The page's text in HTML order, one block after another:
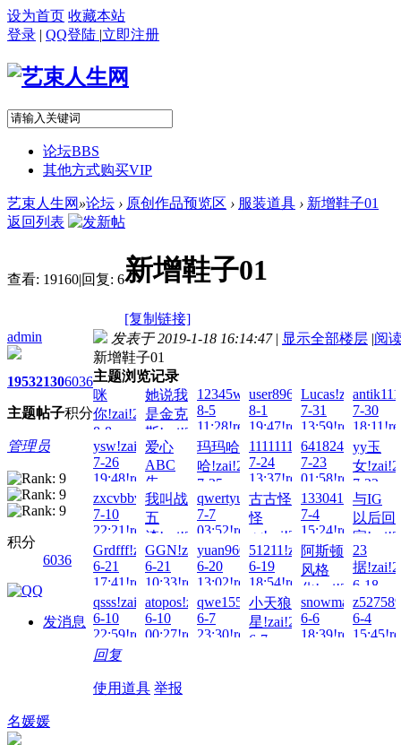
设为首页 收藏本站
登录 | QQ登陆 |立即注册
论坛BBS
其他方式购买VIP
艺束人生网 »论坛 › 原创作品预览区 › 服装道具 › 新增鞋子01
返回列表
查看: 19160|回复: 6新增鞋子01
[复制链接]
admin
1953
主题
2130
帖子
6036
积分
管理员
积分
6036
发消息
发表于 2019-1-18 16:14:47 | 显示全部楼层 |阅
新增鞋子01
主题浏览记录
咪
你!zai!2026-
8-8
13:17!read!
她说我
是金克
斯!zai!2026-
8-8
00:58!read!
12345wto!zai!2026-
8-5
11:28!read!
user8963!zai!2026-
8-1
19:47!read!
Lucas!zai!2026-
7-31
13:59!read!
7-30
ysw!zai!2026-
7-26
19:48!read!
爱心
ABC
先
把!zai!2026-
7-26
14:04!read!
玛玛哈
哈!zai!2026-
7-25
00:58!read!
1111111aaa!zai!2026-
7-24
13:37!read!
7-23
01:58!read!
yy玉
女
7-22
zxcvbbvcxz!zai!2026-
7-10
22:21!read!
我叫战
五
渣!zai!2026-
7-10
17:38!read!
qwertyuioppoiuy!zai!2026-
7-7
03:52!read!
古古怪
怪
gg!zai!2026-
7-5
02:30!read!
7-4
15:24!read!
与IG
以后回
家
7-2
Grdfff!zai!2026-
6-21
17:41!read!
GGN!zai!2026-
6-21
10:33!read!
yuan960412!zai!2026-
6-20
13:02!read!
51211!zai!2026-
6-19
18:54!read!
阿斯顿
风格
化!zai!2026-
6-19
14:29!read!
23
据
6-18
qsss!zai!2026-
6-10
22:59!read!
atopos!zai!2026-
6-10
00:27!read!
qwe155!zai!2026-
6-7
23:30!read!
小天狼
星!zai!2026-
6-7
6-6
18:39!read!
6-4
回复
使用道具 举报
名媛媛